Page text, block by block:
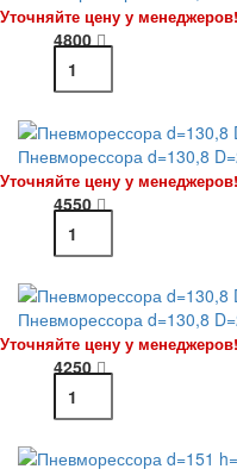
Уточняйте цену у менеджеров!
4800
Пневморессора d=130,8
Уточняйте цену у менеджеров!
4550
Пневморессора d=130,8
Уточняйте цену у менеджеров!
4250